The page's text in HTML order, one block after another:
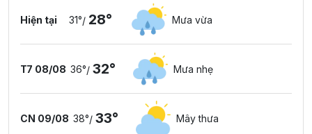
Hiện tại 31°/ 28° Mưa vừa
T7 08/08 36°/ 32° Mưa nhẹ
CN 09/08 38°/ 33° Mây thưa